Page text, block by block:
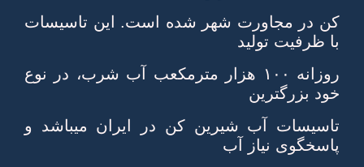
كن در مجاورت شهر شده است. اين تاسيسات
با ظرفيت توليد
روزانه ۱۰۰ هزار مترمكعب آب شرب، در نوع
خود بزرگترين
تاسيسات آب شيرين كن در ايران ميباشد و
پاسخگوی نياز آب